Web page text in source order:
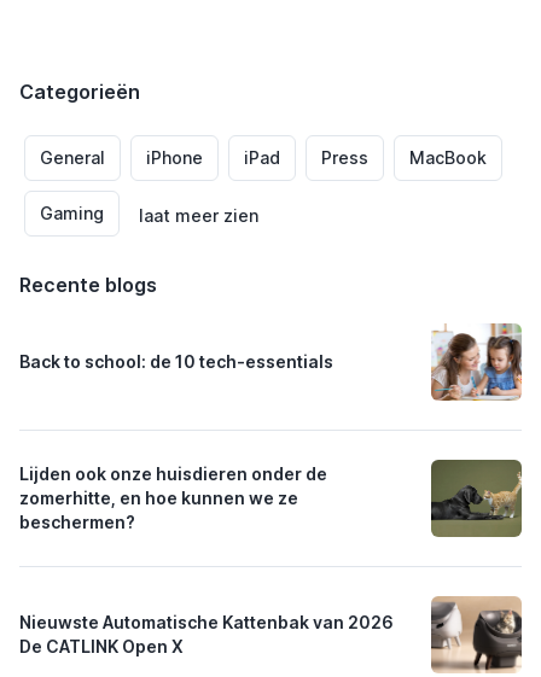
Categorieën
General iPhone iPad Press MacBook
Gaming laat meer zien
Recente blogs
Back to school: de 10 tech-essentials
Lijden ook onze huisdieren onder de
zomerhitte, en hoe kunnen we ze
beschermen?
Nieuwste Automatische Kattenbak van 2026
De CATLINK Open X
bovenaan de back-to-schoollijstjes staan, gesorteerd
producten vind je bij SB Supply, dus je kunt deze lijst als
checklist gebruiken en het hele schooljaar in één order
regelen.